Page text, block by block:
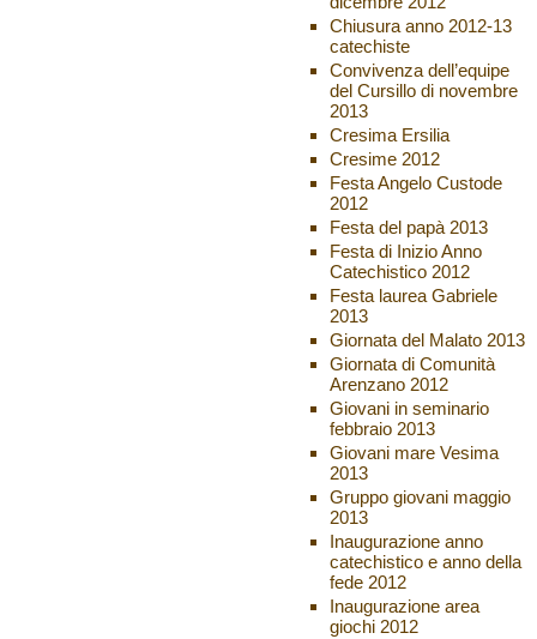
Chiusura anno 2012-13
catechiste
Convivenza dell’equipe
del Cursillo di novembre
2013
Cresima Ersilia
Cresime 2012
Festa Angelo Custode
2012
Festa del papà 2013
Festa di Inizio Anno
Catechistico 2012
Festa laurea Gabriele
2013
Giornata del Malato 2013
Giornata di Comunità
Arenzano 2012
Giovani in seminario
febbraio 2013
Giovani mare Vesima
2013
Gruppo giovani maggio
2013
Inaugurazione anno
catechistico e anno della
fede 2012
Inaugurazione area
giochi 2012